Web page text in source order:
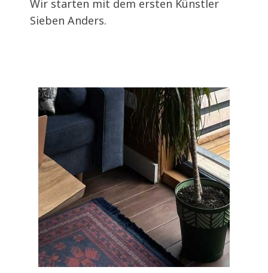
Wir starten mit dem ersten Künstler
Sieben Anders.